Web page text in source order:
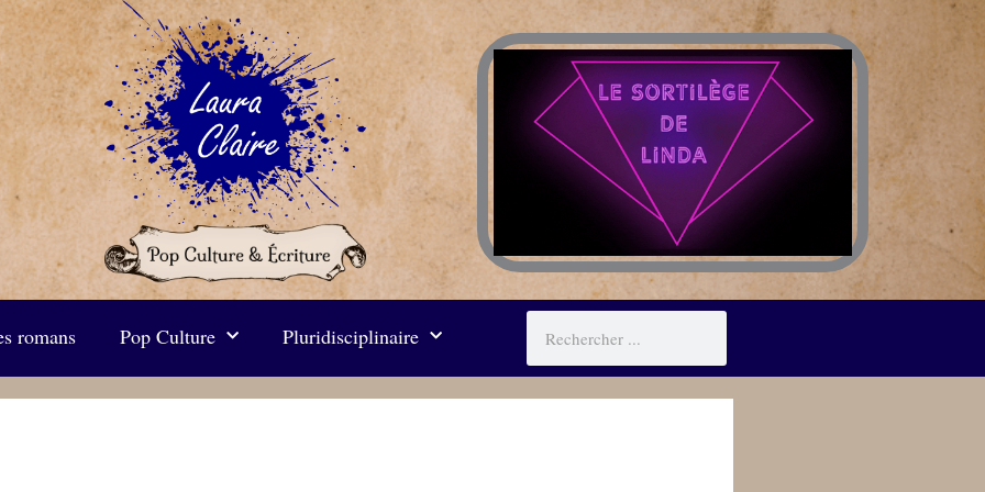
romans Pop Culture Pluridisciplinaire Rechercher